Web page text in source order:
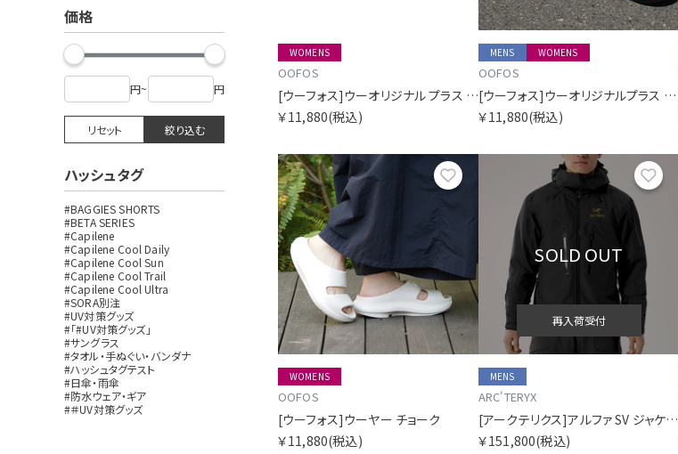
価格
円~ 円
リセット 絞り込む
ハッシュタグ
#BAGGIES SHORTS
#BETA SERIES
#Capilene
#Capilene Cool Daily
#Capilene Cool Sun
#Capilene Cool Trail
#Capilene Cool Ultra
#SORA別注
#UV対策グッズ
#「#UV対策グッズ」
#サングラス
#タオル・手ぬぐい・バンダナ
#ハッシュタグテスト
#日傘・雨傘
#防水ウェア・ギア
#＃UV対策グッズ
WOMENS
OOFOS
[ウーフォス]ウーオリジナル プラス ドリフトウッド
￥11,880(税込)
MENS WOMENS
OOFOS
[ウーフォス]ウーオリジナルプラス ブラック
￥11,880(税込)
WOMENS
OOFOS
[ウーフォス]ウーヤー チョーク
￥11,880(税込)
SOLD OUT
再入荷受付
MENS
ARC'TERYX
[アークテリクス]アルファ SV ジャケット メンズ
￥151,800(税込)